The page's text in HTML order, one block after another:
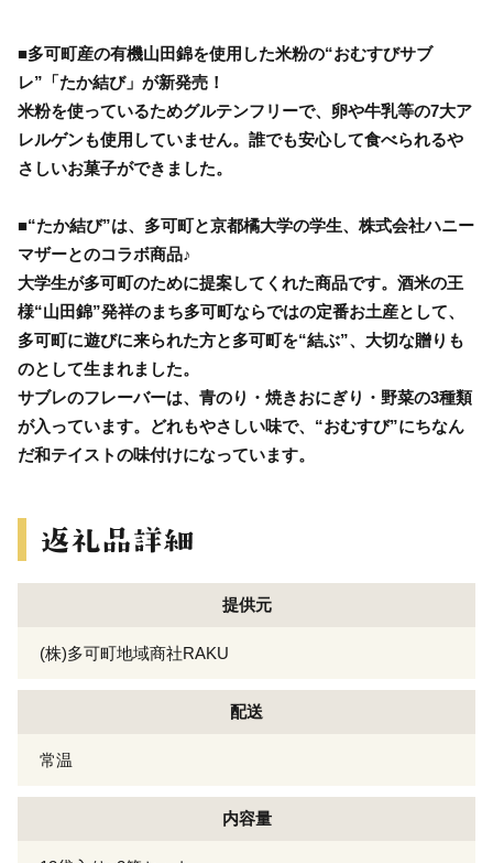
■多可町産の有機山田錦を使用した米粉の“おむすびサブ
レ”「たか結び」が新発売！
米粉を使っているためグルテンフリーで、卵や牛乳等の7大ア
レルゲンも使用していません。誰でも安心して食べられるや
さしいお菓子ができました。
■“たか結び”は、多可町と京都橘大学の学生、株式会社ハニー
マザーとのコラボ商品♪
大学生が多可町のために提案してくれた商品です。酒米の王
様“山田錦”発祥のまち多可町ならではの定番お土産として、
多可町に遊びに来られた方と多可町を“結ぶ”、大切な贈りも
のとして生まれました。
サブレのフレーバーは、青のり・焼きおにぎり・野菜の3種類
が入っています。どれもやさしい味で、“おむすび”にちなん
だ和テイストの味付けになっています。
提供元
(株)多可町地域商社RAKU
配送
常温
内容量